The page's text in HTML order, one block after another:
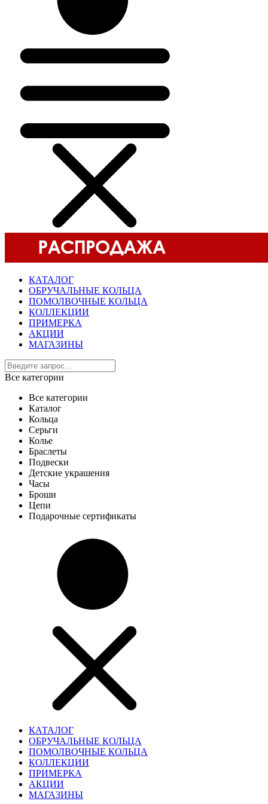
КАТАЛОГ
ОБРУЧАЛЬНЫЕ КОЛЬЦА
ПОМОЛВОЧНЫЕ КОЛЬЦА
КОЛЛЕКЦИИ
ПРИМЕРКА
АКЦИИ
МАГАЗИНЫ
Все категории
Все категории
Каталог
Кольца
Серьги
Колье
Браслеты
Подвески
Детские украшения
Часы
Броши
Цепи
Подарочные сертификаты
КАТАЛОГ
ОБРУЧАЛЬНЫЕ КОЛЬЦА
ПОМОЛВОЧНЫЕ КОЛЬЦА
КОЛЛЕКЦИИ
ПРИМЕРКА
АКЦИИ
МАГАЗИНЫ